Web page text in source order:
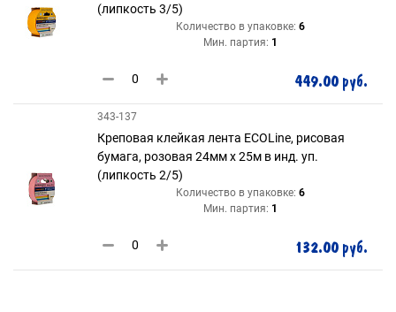
(липкость 3/5)
Количество в упаковке: 6
Мин. партия: 1
449.00 руб.
343-137
Креповая клейкая лента ECOLine, рисовая
бумага, розовая 24мм х 25м в инд. уп.
(липкость 2/5)
Количество в упаковке: 6
Мин. партия: 1
132.00 руб.